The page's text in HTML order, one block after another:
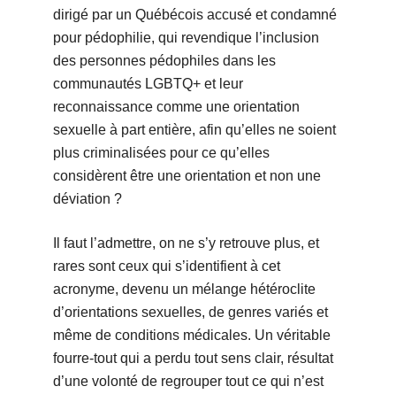
dirigé par un Québécois accusé et condamné
pour pédophilie, qui revendique l’inclusion
des personnes pédophiles dans les
communautés LGBTQ+ et leur
reconnaissance comme une orientation
sexuelle à part entière, afin qu’elles ne soient
plus criminalisées pour ce qu’elles
considèrent être une orientation et non une
déviation ?
Il faut l’admettre, on ne s’y retrouve plus, et
rares sont ceux qui s’identifient à cet
acronyme, devenu un mélange hétéroclite
d’orientations sexuelles, de genres variés et
même de conditions médicales. Un véritable
fourre-tout qui a perdu tout sens clair, résultat
d’une volonté de regrouper tout ce qui n’est